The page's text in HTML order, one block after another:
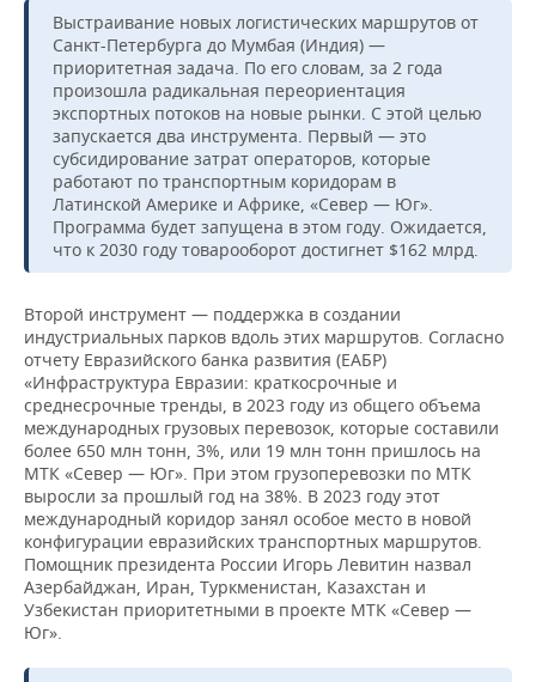
Выстраивание новых логистических маршрутов от
Санкт-Петербурга до Мумбая (Индия) —
приоритетная задача. По его словам, за 2 года
произошла радикальная переориентация
экспортных потоков на новые рынки. С этой целью
запускается два инструмента. Первый — это
субсидирование затрат операторов, которые
работают по транспортным коридорам в
Латинской Америке и Африке, «Север — Юг».
Программа будет запущена в этом году. Ожидается,
что к 2030 году товарооборот достигнет $162 млрд.
Второй инструмент — поддержка в создании
индустриальных парков вдоль этих маршрутов. Согласно
отчету Евразийского банка развития (ЕАБР)
«Инфраструктура Евразии: краткосрочные и
среднесрочные тренды, в 2023 году из общего объема
международных грузовых перевозок, которые составили
более 650 млн тонн, 3%, или 19 млн тонн пришлось на
МТК «Север — Юг». При этом грузоперевозки по МТК
выросли за прошлый год на 38%. В 2023 году этот
международный коридор занял особое место в новой
конфигурации евразийских транспортных маршрутов.
Помощник президента России Игорь Левитин назвал
Азербайджан, Иран, Туркменистан, Казахстан и
Узбекистан приоритетными в проекте МТК «Север —
Юг».